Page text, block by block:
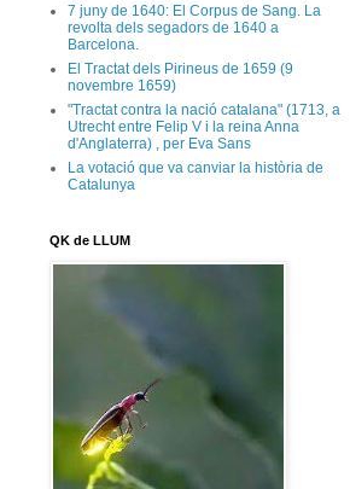
7 juny de 1640: El Corpus de Sang. La
revolta dels segadors de 1640 a
Barcelona.
El Tractat dels Pirineus de 1659 (9
novembre 1659)
"Tractat contra la nació catalana" (1713, a
Utrecht entre Felip V i la reina Anna
d'Anglaterra) , per Eva Sans
La votació que va canviar la història de
Catalunya
QK de LLUM